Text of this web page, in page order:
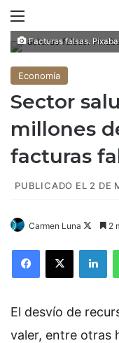
Facturas falsas.
Economía
Sector
millones
facturas
PUBLICADO EL 2 DE
Carmen Luna
l
l
w
2
El desvío de
valer, entre otras